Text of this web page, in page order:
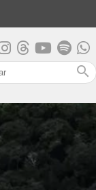
search